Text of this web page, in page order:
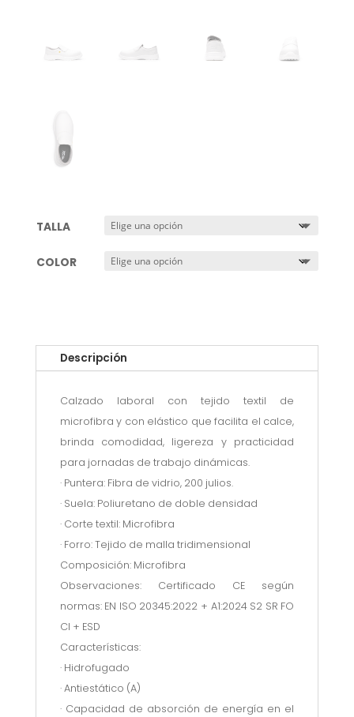
TALLA
COLOR
Descripción
Calzado laboral con tejido textil de
microfibra y con elástico que facilita el calce,
brinda comodidad, ligereza y practicidad
para jornadas de trabajo dinámicas.
· Puntera: Fibra de vidrio, 200 julios.
· Suela: Poliuretano de doble densidad
· Corte textil: Microfibra
· Forro: Tejido de malla tridimensional
Composición: Microfibra
Observaciones: Certificado CE según
normas: EN ISO 20345:2022 + A1:2024 S2 SR FO
CI + ESD
Características:
· Hidrofugado
· Antiestático (A)
· Capacidad de absorción de energía en el